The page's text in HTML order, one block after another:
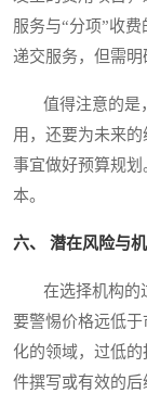
服务与“分项”收
递交服务，但需明
值得注意的是，
用，还要为未来
事宜做好预算规
本。
六、 潜在风险与
在选择机构的过
要警惕价格远低
化的领域，过低
件撰写或有效的